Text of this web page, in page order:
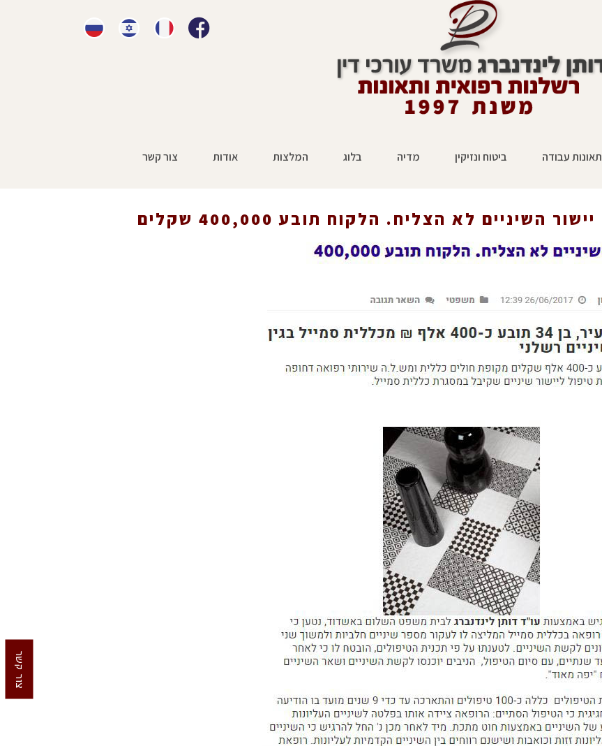
תאונות עבודה ביטוח ונזיקין מדיה בלוג המלצות אודות צור קשר
יישור השיניים לא הצליח. הלקוח תובע 400,000 שקלים
צור קשר